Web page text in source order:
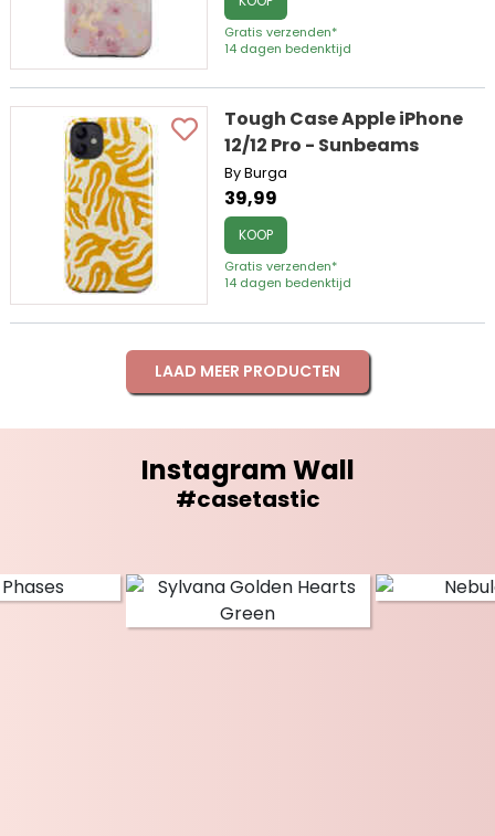
Gratis verzenden*
14 dagen bedenktijd
Tough Case Apple iPhone
12/12 Pro - Sunbeams
By Burga
39,99
KOOP
Gratis verzenden*
14 dagen bedenktijd
LAAD MEER PRODUCTEN
Instagram Wall
#casetastic